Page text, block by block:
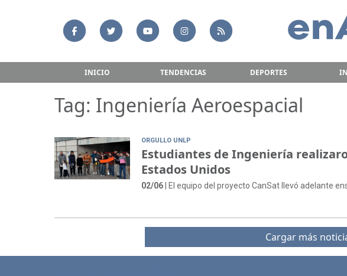
INICIO TENDENCIAS DEPORTES
Tag: Ingeniería Aeroespacial
ORGULLO UNLP
Estudiantes de Ingeniería
Estados Unidos
02/06 | El equipo del proyecto CanSat llevó adelante
Cargar más